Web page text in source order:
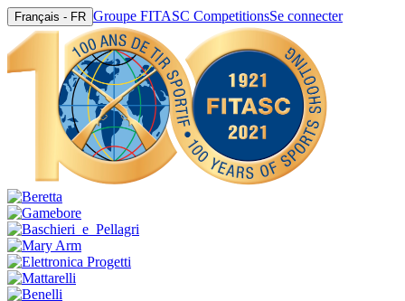
Français - FR Groupe FITASC CompetitionsSe connecter